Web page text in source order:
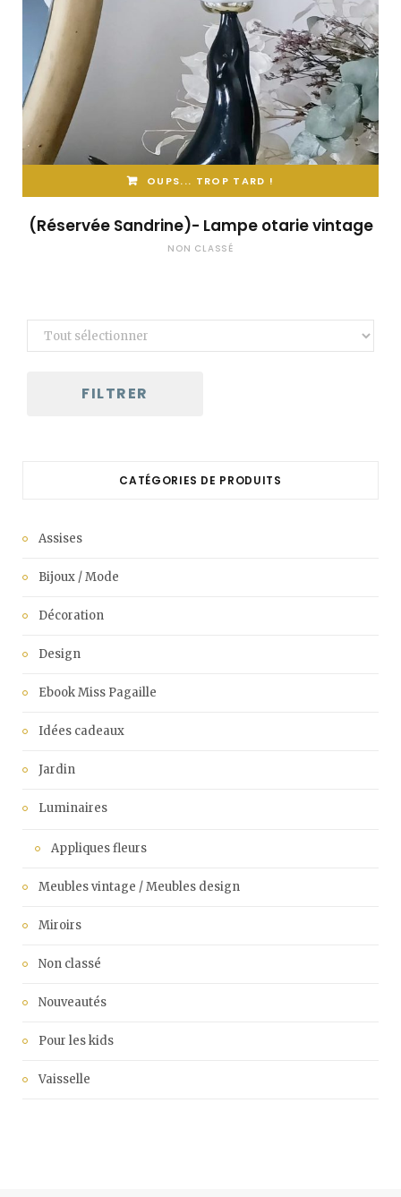
OUPS... TROP TARD !
(Réservée Sandrine)- Lampe otarie vintage
NON CLASSÉ
FILTRER
CATÉGORIES DE PRODUITS
Assises
Bijoux / Mode
Décoration
Design
Ebook Miss Pagaille
Idées cadeaux
Jardin
Luminaires
Appliques fleurs
Meubles vintage / Meubles design
Miroirs
Non classé
Nouveautés
Pour les kids
Vaisselle